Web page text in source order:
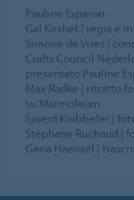
Pauline Esparon
Gal Keshet | regia e
Simone de Vries |
Crafts Council
presentato Pauline
Max Radke | ritratto
su Marmoleum
Sjoerd Knibbeler |
Stéphane Ruchaud |
Gena Haensel |